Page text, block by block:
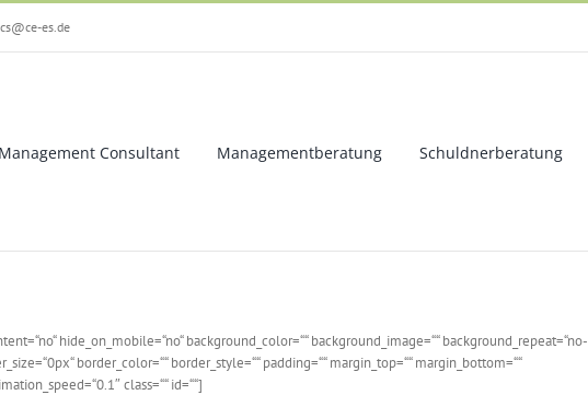
cs@ce-es.de
Consultant Managementberatung Schuldnerberatung
hide_on_mobile=“no“ background_color=““ background_image=““ background_repeat=“no-
border_color=““ border_style=““ padding=““ margin_top=““ margin_bottom=““
class=““ id=““]